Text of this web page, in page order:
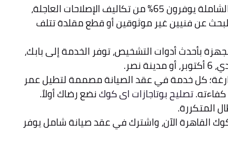
عملاء عقود الصيانة الشاملة يوفرون 65% من تكاليف الإصلاحات العاجلة،
عن فنيين غير موثوقين أو قطع مقلدة تتلف
بأحدث أدوات التشخيص، توفر الخدمة إلى بابك،
نصر.
كل خدمة في عقد الصيانة مصممة لتطيل عمر
تصليح بوتاجازات اى كوكنضع رضاك أولاً.
المتكررة.
القاهرة الآن، واشترك في عقد صيانة شامل يوفر